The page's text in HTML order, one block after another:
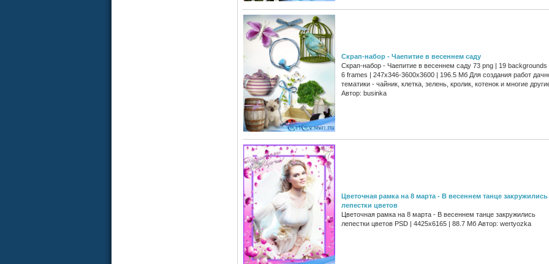
Скрап-набор - Чаепитие в весеннем саду
Скрап-набор - Чаепитие в весеннем саду 73 png | 19 backgrounds
6 frames | 247x346-3600x3600 | 196.5 Мб Для создания работ
тематики - чайник, клетка, зелень, кролик, котенок и многие
Автор: businka
Цветочная рамка на 8 марта - В весеннем танце закружились
лепестки цветов
Цветочная рамка на 8 марта - В весеннем танце закружились
лепестки цветов PSD | 4425x6165 | 88.7 Мб Автор: wertyozka